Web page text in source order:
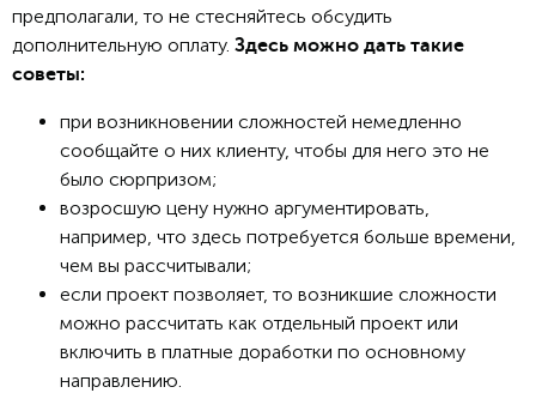
предполагали, то не стесняйтесь обсудить
дополнительную оплату. Здесь можно дать такие
советы:
при возникновении сложностей немедленно
сообщайте о них клиенту, чтобы для него это не
было сюрпризом;
возросшую цену нужно аргументировать,
например, что здесь потребуется больше времени,
чем вы рассчитывали;
если проект позволяет, то возникшие сложности
можно рассчитать как отдельный проект или
включить в платные доработки по основному
направлению.